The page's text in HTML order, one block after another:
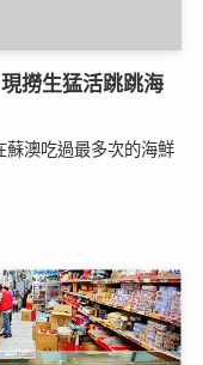
撈生猛活跳跳海
蘇澳吃過最多次的海鮮